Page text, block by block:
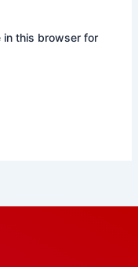
in this browser for